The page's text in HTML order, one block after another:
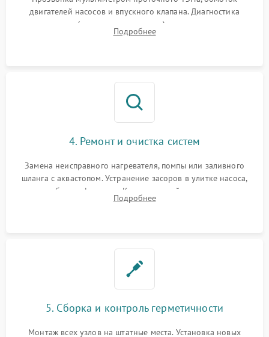
двигателей насосов и впускного клапана. Диагностика
прессостата (датчика уровня воды), датчика мутности,
концевика дверцы и электронного модуля управления.
Подробнее
4. Ремонт и очистка систем
Замена неисправного нагревателя, помпы или заливного
шланга с аквастопом. Устранение засоров в улитке насоса,
патрубках и фильтрах. Компонентный ремонт платы
управления, восстановление поврежденной проводки.
Подробнее
5. Сборка и контроль герметичности
Монтаж всех узлов на штатные места. Установка новых